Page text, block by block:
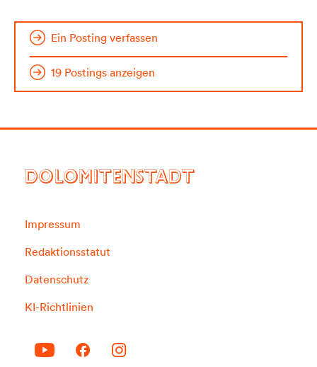
Ein Posting verfassen
19 Postings anzeigen
DOLOMITENSTADT
Impressum
Redaktionsstatut
Datenschutz
KI-Richtlinien